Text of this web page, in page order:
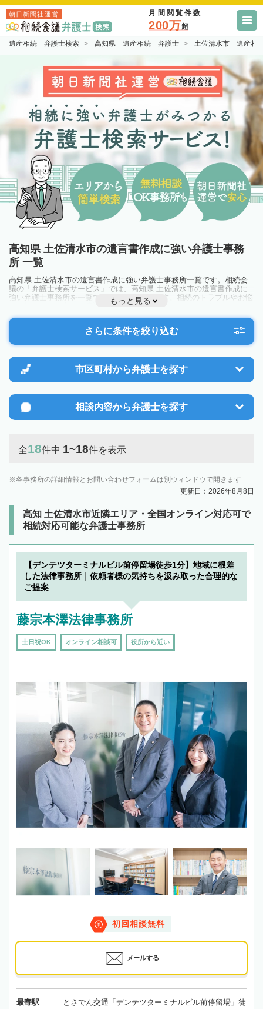
朝日新聞社運営 月間閲覧件数
200万超
遺産相続 弁護士検索 高知県 遺産相続 弁護士 土佐清水市 遺産相
高知県 土佐清水市の遺言書作成に強い弁護士事務
所 一覧
高知県 土佐清水市の遺言書作成に強い弁護士事務所一覧です。相続会
議の「弁護士検索サービス」では、高知県 土佐清水市の遺言書作成に
強い弁護士事務所を一覧で見ることが出来ます。相続のトラブルやお悩
みを抱えている方は一度近隣の弁護士に相談してみましょう。
もっと見る
さらに条件を絞り込む
市区町村から弁護士を探す
相談内容から弁護士を探す
全18件中 1~18件を表示
各事務所の詳細情報とお問い合わせフォームは別ウィンドウで開きます
更新日：2026年8月8日
高知 土佐清水市近隣エリア・全国オンライン対応可で
相続対応可能な弁護士事務所
【デンテツターミナルビル前停留場徒歩1分】地域に根差
した法律事務所｜依頼者様の気持ちを汲み取った合理的な
ご提案
藤宗本澤法律事務所
土日祝OK オンライン相談可 役所から近い
初回相談無料
メールする
最寄駅
とさでん交通「デンテツターミナルビル前停留場」徒